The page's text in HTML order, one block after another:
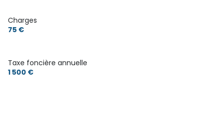
WC
chambre
Charges
75 €
Taxe foncière annuelle
1 500 €